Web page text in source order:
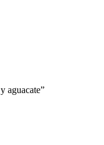
aguacate”